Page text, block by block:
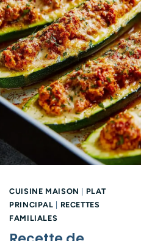
CUISINE MAISON | PLAT
PRINCIPAL | RECETTES
FAMILIALES